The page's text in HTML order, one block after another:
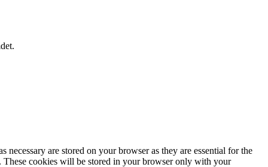
are stored on your browser as they are essential for the
These cookies will be stored in your browser only with your